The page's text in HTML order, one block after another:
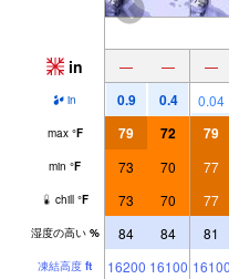
in — — —
in 0.9 0.4 0.04
max °F 79 72 79
min °F 73 70 77
chill °F 73 70 77
湿度の高い % 84 84 81
凍結高度 ft 16200 16100 16100